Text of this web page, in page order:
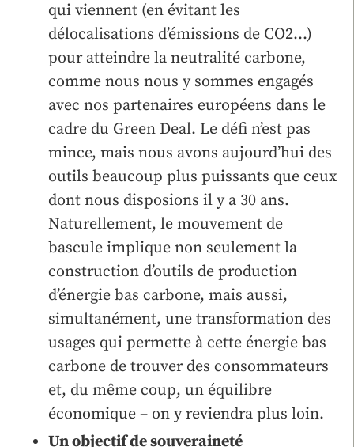
qui viennent (en évitant les
délocalisations d’émissions de CO2…)
pour atteindre la neutralité carbone,
comme nous nous y sommes engagés
avec nos partenaires européens dans le
cadre du Green Deal. Le défi n’est pas
mince, mais nous avons aujourd’hui des
outils beaucoup plus puissants que ceux
dont nous disposions il y a 30 ans.
Naturellement, le mouvement de
bascule implique non seulement la
construction d’outils de production
d’énergie bas carbone, mais aussi,
simultanément, une transformation des
usages qui permette à cette énergie bas
carbone de trouver des consommateurs
et, du même coup, un équilibre
économique – on y reviendra plus loin.
Un objectif de souveraineté